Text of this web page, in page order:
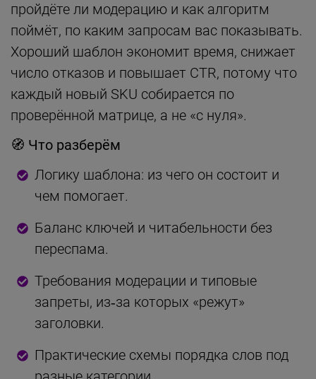
пройдёте ли модерацию и как алгоритм
поймёт, по каким запросам вас показывать.
Хороший шаблон экономит время, снижает
число отказов и повышает CTR, потому что
каждый новый SKU собирается по
проверённой матрице, а не «с нуля».
🧭 Что разберём
Логику шаблона: из чего он состоит и
чем помогает.
Баланс ключей и читабельности без
переспама.
Требования модерации и типовые
запреты, из‑за которых «режут»
заголовки.
Практические схемы порядка слов под